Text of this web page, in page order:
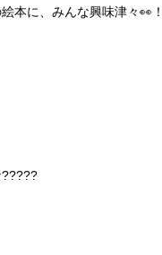
絵本に、みんな興味津々👀